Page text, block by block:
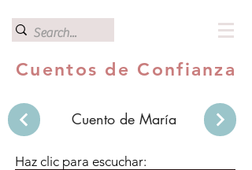
Cuentos de Confianza
Cuento de María
Haz clic para escuchar: